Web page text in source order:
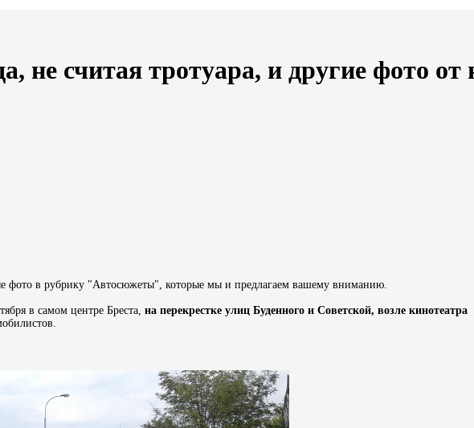
не считая тротуара, и другие фото
фото в рубрику "Автосюжеты", которые мы и предлагаем вашему вниманию.
в самом центре Бреста, на перекрестке улиц Буденного и Советской, возле